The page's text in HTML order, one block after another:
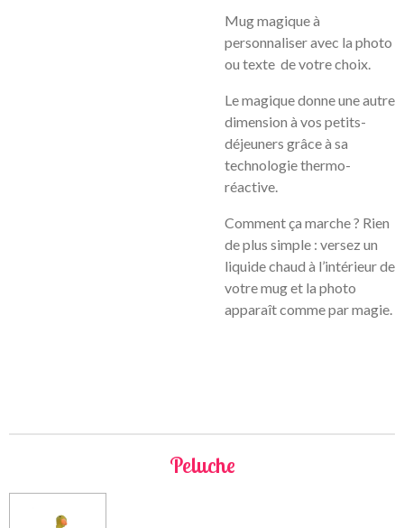
Mug magique à
personnaliser avec la photo
ou texte de votre choix.
Le magique donne une autre
dimension à vos petits-
déjeuners grâce à sa
technologie thermo-
réactive.
Comment ça marche ? Rien
de plus simple : versez un
liquide chaud à l’intérieur de
votre mug et la photo
apparaît comme par magie.
Peluche